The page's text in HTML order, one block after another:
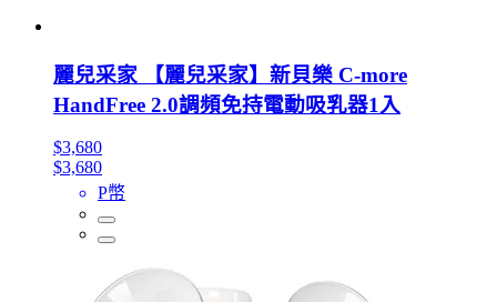
麗兒采家 【麗兒采家】新貝樂 C-more
HandFree 2.0調頻免持電動吸乳器1入
$3,680
$3,680
P幣